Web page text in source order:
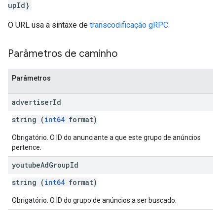
upId}
O URL usa a sintaxe de transcodificação gRPC.
Parâmetros de caminho
Parâmetros
advertiserId
string (int64 format)
Obrigatório. O ID do anunciante a que este grupo de anúncios
pertence.
youtubeAdGroupId
string (int64 format)
Obrigatório. O ID do grupo de anúncios a ser buscado.